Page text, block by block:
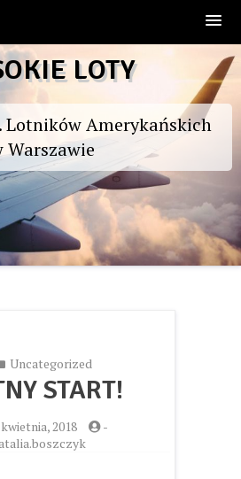
LOTY
Lotników Amerykańskich
Warszawie
Uncategorized
START!
kwietnia, 2018
-